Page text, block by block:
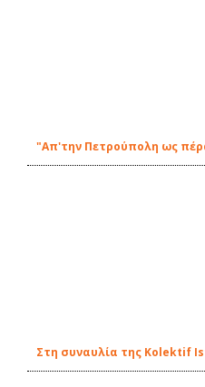
"Απ'την Πετρούπολη ως
Στη συναυλία της Kolektif